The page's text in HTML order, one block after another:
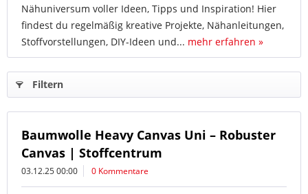
Nähuniversum voller Ideen, Tipps und Inspiration! Hier
findest du regelmäßig kreative Projekte, Nähanleitungen,
Stoffvorstellungen, DIY-Ideen und... mehr erfahren »
Filtern
Baumwolle Heavy Canvas Uni – Robuster
Canvas | Stoffcentrum
03.12.25 00:00 0 Kommentare